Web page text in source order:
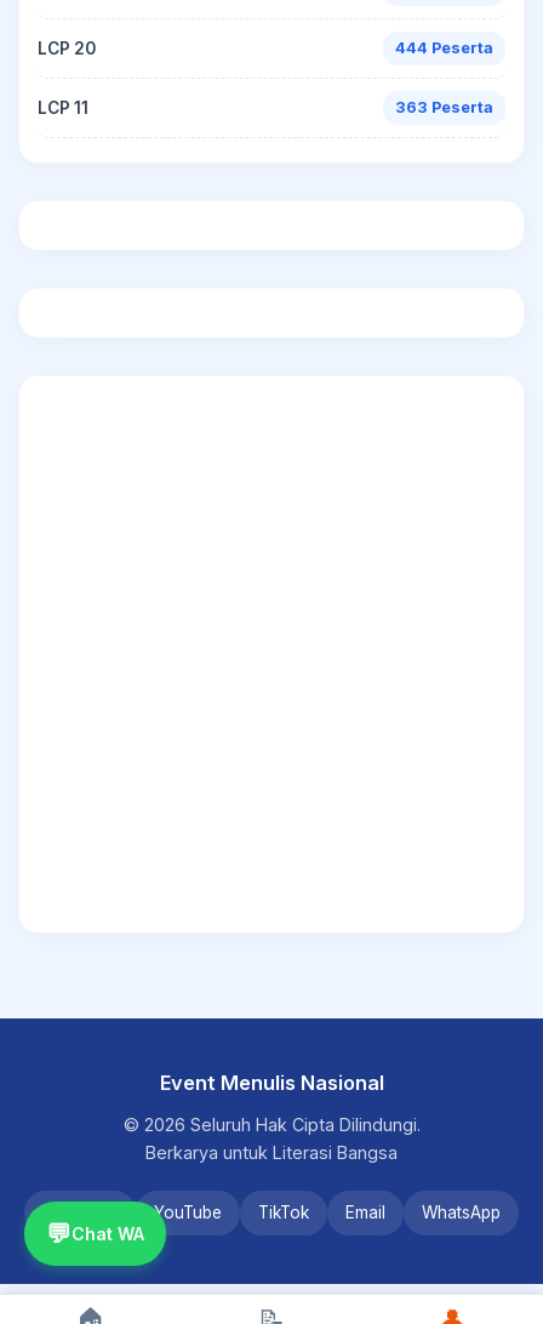
LCP 20 444 Peserta
LCP 11 363 Peserta
Event Menulis Nasional
© 2026 Seluruh Hak Cipta Dilindungi.
Berkarya untuk Literasi Bangsa
YouTube TikTok Email WhatsApp
💬Chat WA